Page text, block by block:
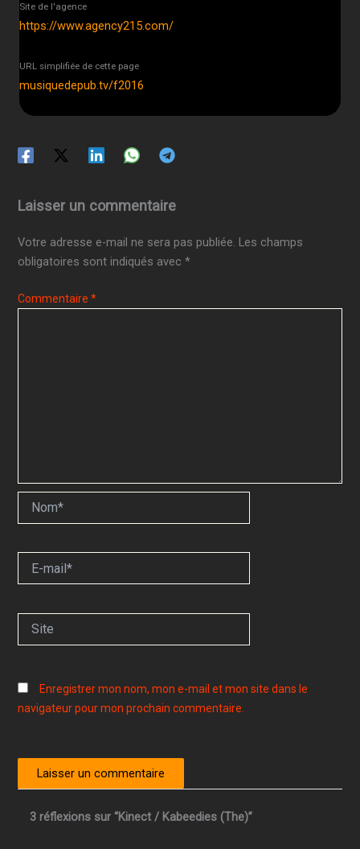
Site de l'agence
https://www.agency215.com/
URL simplifiée de cette page
musiquedepub.tv/f2016
Laisser un commentaire
Votre adresse e-mail ne sera pas publiée. Les champs
obligatoires sont indiqués avec*
Commentaire*
mail*
Enregistrer mon nom, mon e-mail et mon site dans le
navigateur pour mon prochain commentaire.
3 réflexions sur “Kinect / Kabeedies (The)”